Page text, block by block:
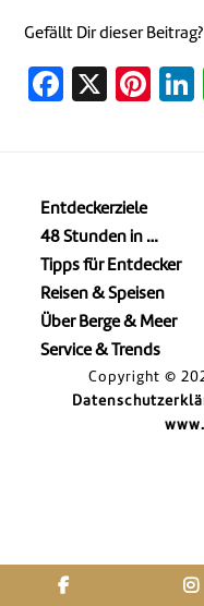
Gefällt Dir dieser
Facebook
X
Entdeckerziele
48 Stunden in …
Tipps für Entdecker
Reisen & Speisen
Über Berge & Meer
Service & Trends
Copyright ©